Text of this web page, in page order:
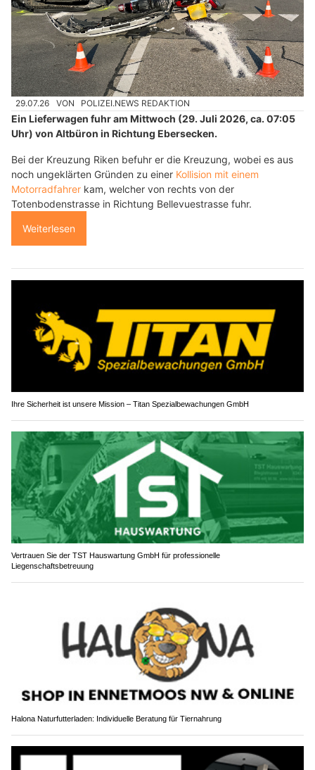
29.07.26 VON POLIZEI.NEWS REDAKTION
Ein Lieferwagen fuhr am Mittwoch (29. Juli 2026, ca. 07:05
Uhr) von Altbüron in Richtung Ebersecken.
Bei der Kreuzung Riken befuhr er die Kreuzung, wobei es aus
noch ungeklärten Gründen zu einer Kollision mit einem
Motorradfahrer kam, welcher von rechts von der
Totenbodenstrasse in Richtung Bellevuestrasse fuhr.
Weiterlesen
Ihre Sicherheit ist unsere Mission – Titan Spezialbewachungen GmbH
Vertrauen Sie der TST Hauswartung GmbH für professionelle
Liegenschaftsbetreuung
Halona Naturfutterladen: Individuelle Beratung für Tiernahrung